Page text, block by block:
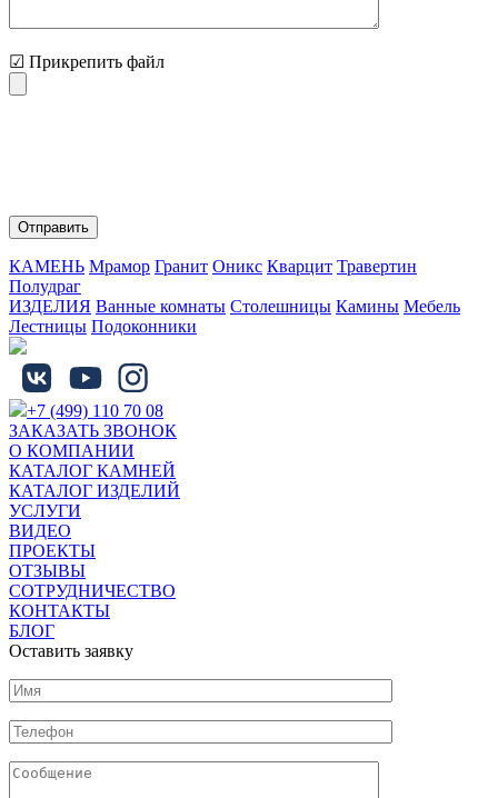
☑ Прикрепить файл
КАМЕНЬ Мрамор Гранит Оникс Кварцит Травертин
Полудраг
ИЗДЕЛИЯ Ванные комнаты Столешницы Камины Мебель
Лестницы Подоконники
+7 (499) 110 70 08
ЗАКАЗАТЬ ЗВОНОК
О КОМПАНИИ
КАТАЛОГ КАМНЕЙ
КАТАЛОГ ИЗДЕЛИЙ
УСЛУГИ
ВИДЕО
ПРОЕКТЫ
ОТЗЫВЫ
СОТРУДНИЧЕСТВО
КОНТАКТЫ
БЛОГ
Оставить заявку